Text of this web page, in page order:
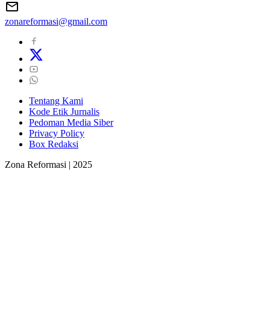
zonareformasi@gmail.com
Tentang Kami
Kode Etik Jurnalis
Pedoman Media Siber
Privacy Policy
Box Redaksi
Zona Reformasi | 2025